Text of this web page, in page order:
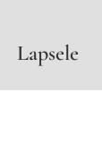
Lapsele